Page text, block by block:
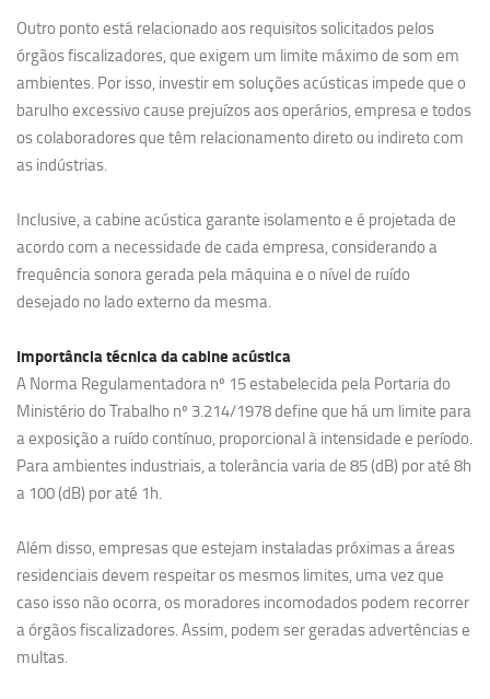
Outro ponto está relacionado aos requisitos solicitados pelos
órgãos fiscalizadores, que exigem um limite máximo de som em
ambientes. Por isso, investir em soluções acústicas impede que o
barulho excessivo cause prejuízos aos operários, empresa e todos
os colaboradores que têm relacionamento direto ou indireto com
as indústrias.
Inclusive, a cabine acústica garante isolamento e é projetada de
acordo com a necessidade de cada empresa, considerando a
frequência sonora gerada pela máquina e o nível de ruído
desejado no lado externo da mesma.
Importância técnica da cabine acústica
A Norma Regulamentadora nº 15 estabelecida pela Portaria do
Ministério do Trabalho nº 3.214/1978 define que há um limite para
a exposição a ruído contínuo, proporcional à intensidade e período.
Para ambientes industriais, a tolerância varia de 85 (dB) por até 8h
a 100 (dB) por até 1h.
Além disso, empresas que estejam instaladas próximas a áreas
residenciais devem respeitar os mesmos limites, uma vez que
caso isso não ocorra, os moradores incomodados podem recorrer
a órgãos fiscalizadores. Assim, podem ser geradas advertências e
multas.